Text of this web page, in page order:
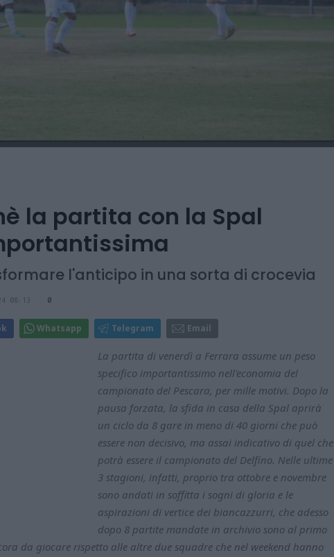
la partita con la Spal
l'anticipo in una sorta di crocevia
08:13 0
Whatsapp Telegram Email
La partita di venerdì a Ferrara assume un peso
specifico importantissimo nell'economia del
campionato del Pescara, per mille motivi. Dopo la
pausa forzata, la sfida in casa della Spal aprirà
un ciclo da 8 gare in meno di 40 giorni che può
essere non decisivo, ma assai indicativo di quel che
potrà essere il campionato del Delfino. Nelle ultime
3 stagioni, infatti, proprio tra ottobre e novembre
sono andati in soffitta i sogni di gloria e le
aspirazioni di vertice dei biancazzurri, che adesso
dopo 8 partite mandate in archivio sono al primo
da giocare rispetto alle altre due squadre che nel weekend hanno